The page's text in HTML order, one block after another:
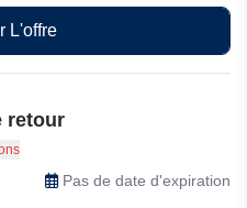
votre inscription.
L'offre
retour
offre une politique de retour
Pas de date d'expiration